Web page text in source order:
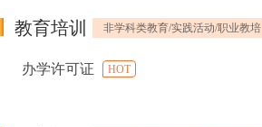
教育培训 非学科类教育/实践活动/职业教培
办学许可证 HOT